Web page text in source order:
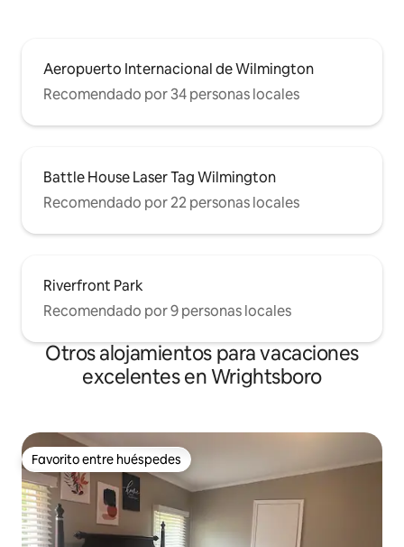
Aeropuerto Internacional de Wilmington
Recomendado por 34 personas locales
Battle House Laser Tag Wilmington
Recomendado por 22 personas locales
Riverfront Park
Recomendado por 9 personas locales
Otros alojamientos para vacaciones
excelentes en Wrightsboro
Favorito entre huéspedes
Favorito entre huéspedes